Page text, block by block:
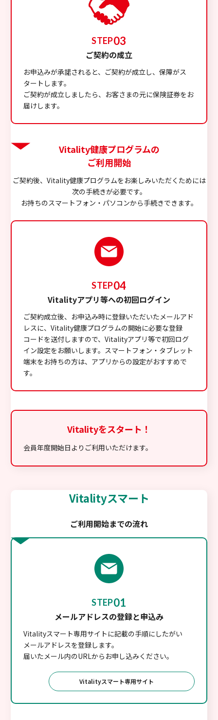
STEP03
ご契約の成立
お申込みが承諾されると、ご契約が成立し、保障がス
タートします。
ご契約が成立しましたら、お客さまの元に保険証券をお
届けします。
Vitality健康プログラムの
ご利用開始
ご契約後、Vitality健康プログラムをお楽しみいただくためには
次の手続きが必要です。
お持ちのスマートフォン・パソコンから手続きできます。
STEP04
Vitalityアプリ等への初回ログイン
ご契約成立後、お申込み時に登録いただいたメールアド
レスに、Vitality健康プログラムの開始に必要な登録
コードを送付しますので、Vitalityアプリ等で初回ログ
イン設定をお願いします。スマートフォン・タブレット
端末をお持ちの方は、アプリからの設定がおすすめで
す。
Vitalityをスタート！
会員年度開始日よりご利用いただけます。
Vitalityスマート
ご利用開始までの流れ
STEP01
メールアドレスの登録と申込み
Vitalityスマート専用サイトに記載の手順にしたがい
メールアドレスを登録します。
届いたメール内のURLからお申し込みください。
Vitalityスマート専用サイト